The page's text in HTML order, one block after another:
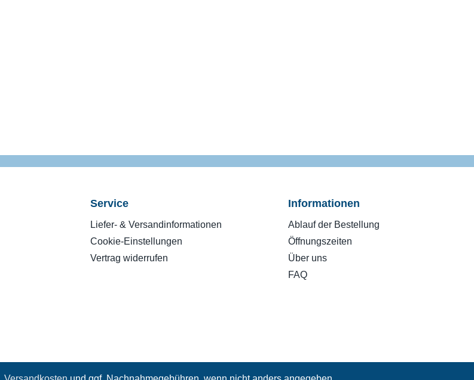
Service
Liefer- & Versandinformationen
Cookie-Einstellungen
Vertrag widerrufen
Informationen
Ablauf der Bestellung
Öffnungszeiten
Über uns
FAQ